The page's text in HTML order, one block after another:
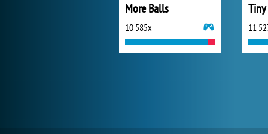
More Balls
10 585x 11